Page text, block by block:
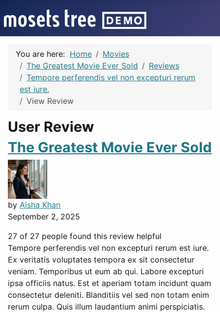
You are here: Home
Movies
The Greatest Movie Ever Sold
Reviews
Tempore perferendis vel non excepturi rerum
est iure.
View Review
User Review
The Greatest Movie Ever Sold
by Aisha Khan
September 2, 2025
27 of 27 people found this review helpful
Tempore perferendis vel non excepturi rerum est iure.
Ex veritatis voluptates tempora ex sit consectetur
veniam. Temporibus ut eum ab qui. Labore excepturi
ipsa officiis natus. Est et aperiam totam incidunt quam
consectetur deleniti. Blanditiis vel sed non totam enim
rerum culpa. Quis illum laudantium animi perspiciatis.